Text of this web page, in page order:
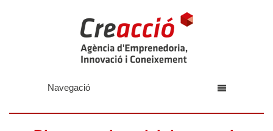
Navegació